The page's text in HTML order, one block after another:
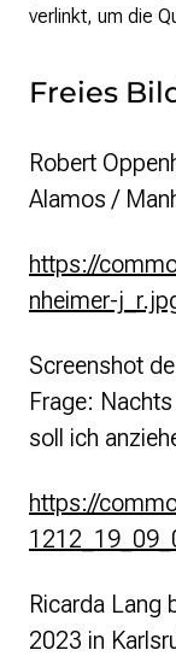
verlinkt, um die
Freies
Robert
Alamos /
https://
nheimer-
Screenshot
Frage:
soll ich
https://
Ricarda Lang
2023 in